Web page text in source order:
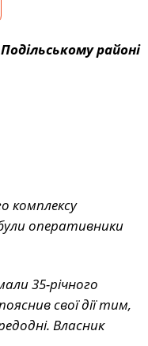
районі
комплексу
оперативники
35-річного
свої дії тим,
Власник